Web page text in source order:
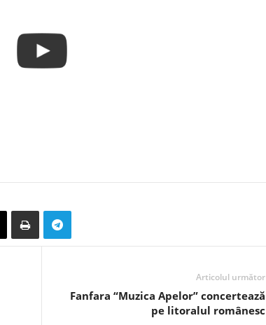
Articolul următor
Fanfara “Muzica Apelor” concertează
pe litoralul românesc